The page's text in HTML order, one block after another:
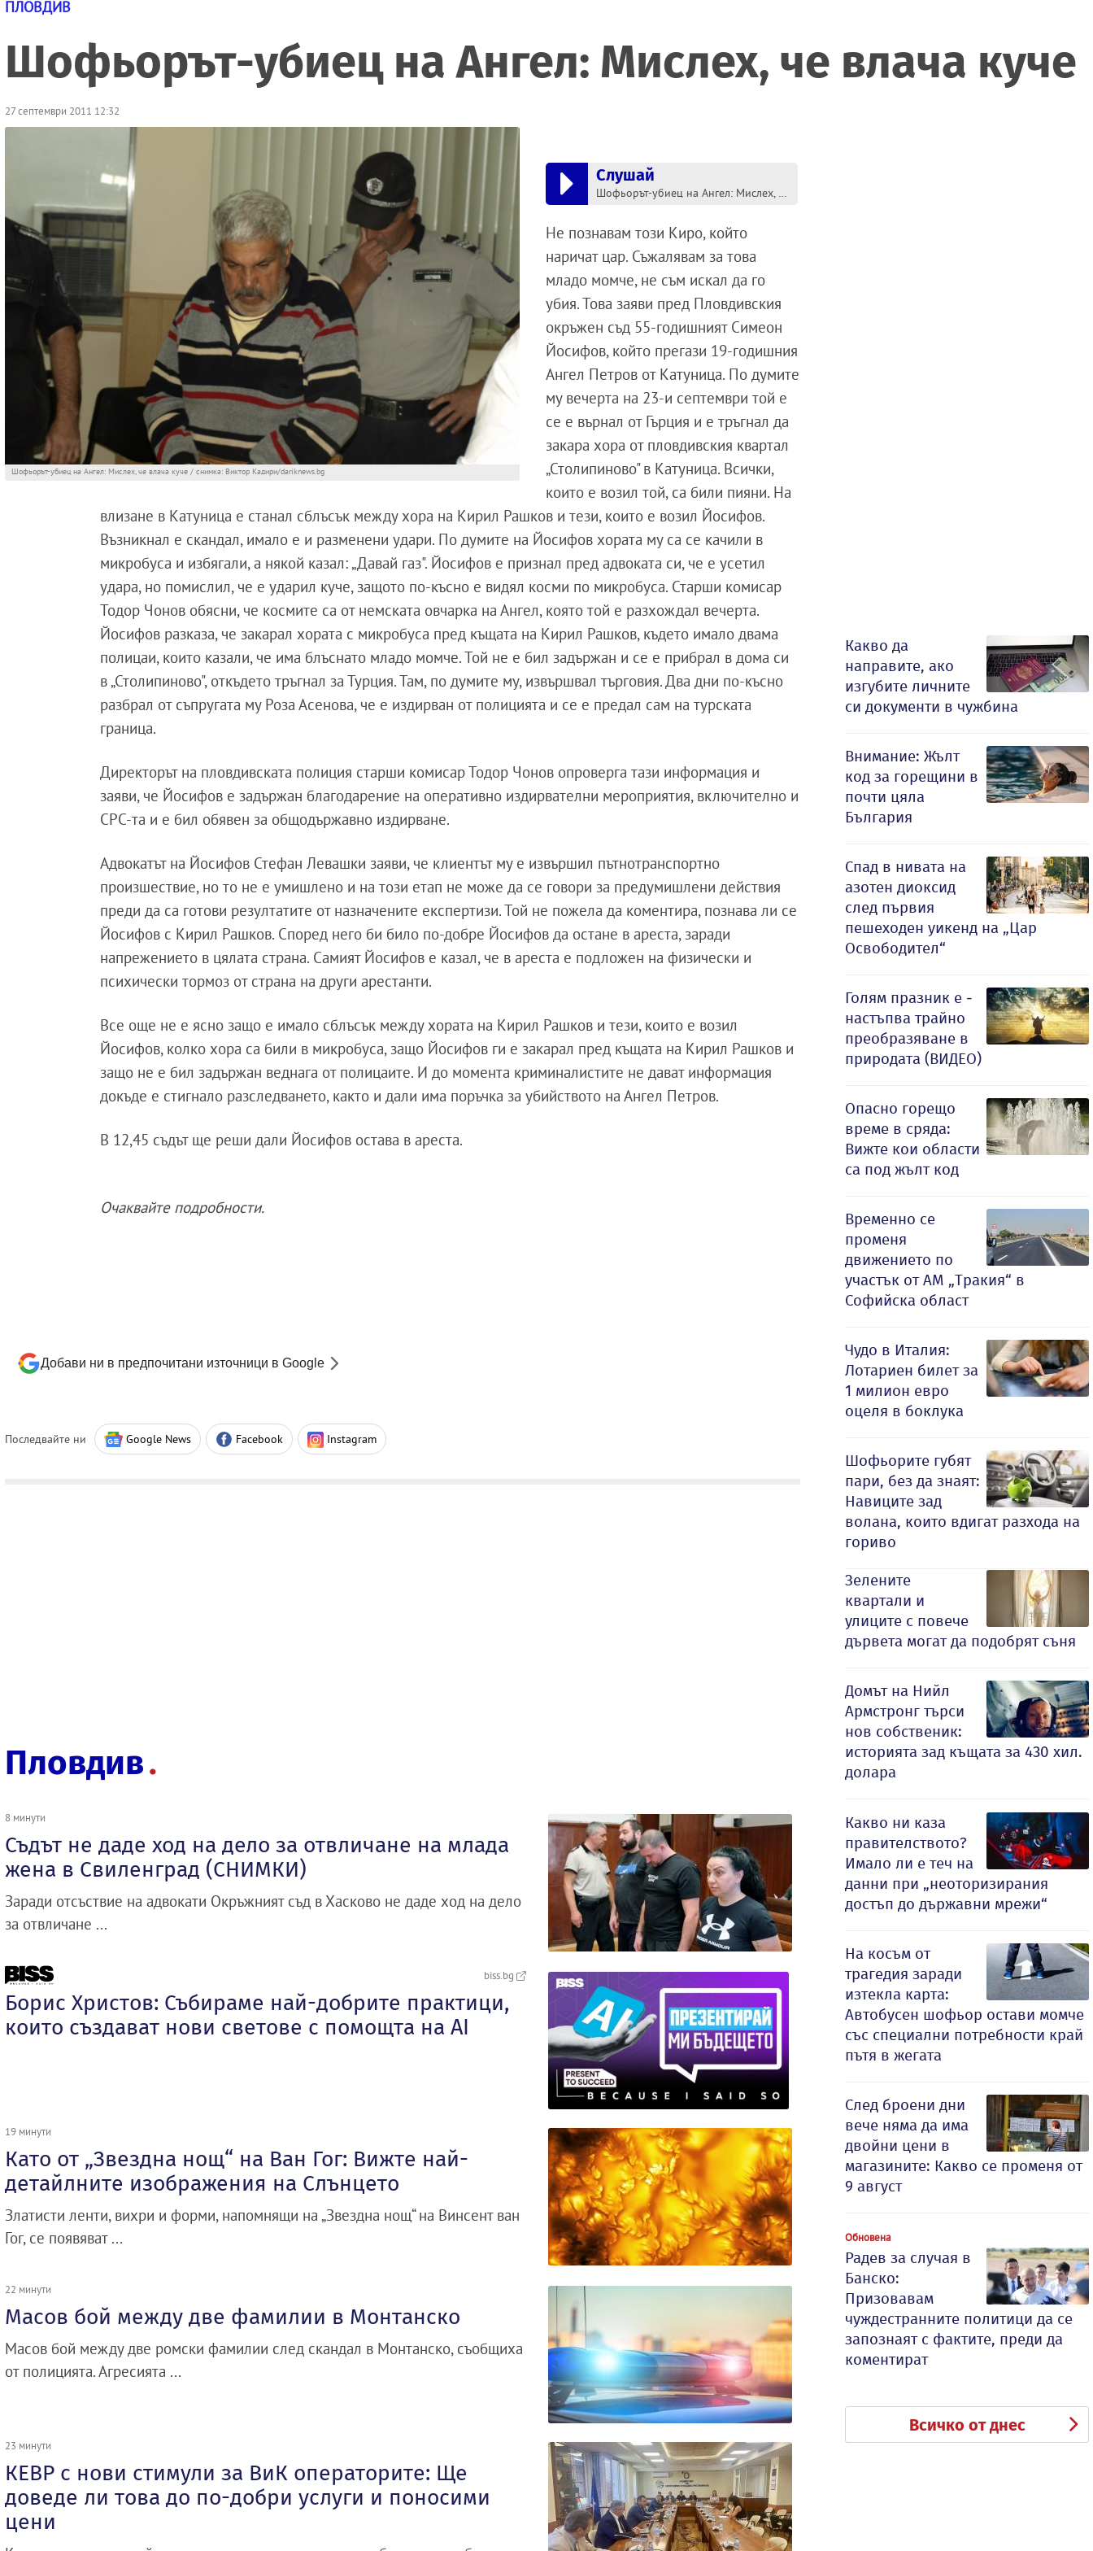
ПЛОВДИВ
Шофьорът-убиец на Ангел: Мислех, че влача куче
27 септември 2011 12:32
Шофьорът-убиец на Ангел: Мислех, че влача куче / снимка: Виктор Кадири/dariknews.bg
Слушай
Шофьорът-убиец на Ангел: Мислех, че влача куче
Не познавам този Киро, който
наричат цар. Съжалявам за това
младо момче, не съм искал да го
убия. Това заяви пред Пловдивския
окръжен съд 55-годишният Симеон
Йосифов, който прегази 19-годишния
Ангел Петров от Катуница. По думите
му вечерта на 23-и септември той е
се е върнал от Гърция и е тръгнал да
закара хора от пловдивския квартал
„Столипиново" в Катуница. Всички,
които е возил той, са били пияни. На
влизане в Катуница е станал сблъсък между хора на Кирил Рашков и тези, които е возил Йосифов.
Възникнал е скандал, имало е и разменени удари. По думите на Йосифов хората му са се качили в
микробуса и избягали, а някой казал: „Давай газ". Йосифов е признал пред адвоката си, че е усетил
удара, но помислил, че е ударил куче, защото по-късно е видял косми по микробуса. Старши комисар
Тодор Чонов обясни, че космите са от немската овчарка на Ангел, която той е разхождал вечерта.
Йосифов разказа, че закарал хората с микробуса пред къщата на Кирил Рашков, където имало двама
полицаи, които казали, че има блъснато младо момче. Той не е бил задържан и се е прибрал в дома си
в „Столипиново", откъдето тръгнал за Турция. Там, по думите му, извършвал търговия. Два дни по-късно
разбрал от съпругата му Роза Асенова, че е издирван от полицията и се е предал сам на турската
граница.
Директорът на пловдивската полиция старши комисар Тодор Чонов опроверга тази информация и
заяви, че Йосифов е задържан благодарение на оперативно издирвателни мероприятия, включително и
СРС-та и е бил обявен за общодържавно издирване.
Адвокатът на Йосифов Стефан Левашки заяви, че клиентът му е извършил пътнотранспортно
произшествие, но то не е умишлено и на този етап не може да се говори за предумишлени действия
преди да са готови резултатите от назначените експертизи. Той не пожела да коментира, познава ли се
Йосифов с Кирил Рашков. Според него би било по-добре Йосифов да остане в ареста, заради
напрежението в цялата страна. Самият Йосифов е казал, че в ареста е подложен на физически и
психически тормоз от страна на други арестанти.
Все още не е ясно защо е имало сблъсък между хората на Кирил Рашков и тези, които е возил
Йосифов, колко хора са били в микробуса, защо Йосифов ги е закарал пред къщата на Кирил Рашков и
защо не е бил задържан веднага от полицаите. И до момента криминалистите не дават информация
докъде е стигнало разследването, както и дали има поръчка за убийството на Ангел Петров.
В 12,45 съдът ще реши дали Йосифов остава в ареста.
Очаквайте подробности.
Добави ни в предпочитани източници в Google
Последвайте ни Google News Facebook Instagram
Пловдив
8 минути
Съдът не даде ход на дело за отвличане на млада
жена в Свиленград (СНИМКИ)
Заради отсъствие на адвокати Окръжният съд в Хасково не даде ход на дело
за отвличане ...
biss.bg
Борис Христов: Събираме най-добрите практици,
които създават нови светове с помощта на AI
19 минути
Като от „Звездна нощ“ на Ван Гог: Вижте най-
детайлните изображения на Слънцето
Златисти ленти, вихри и форми, напомнящи на „Звездна нощ“ на Винсент ван
Гог, се появяват ...
22 минути
Масов бой между две фамилии в Монтанско
Масов бой между две ромски фамилии след скандал в Монтанско, съобщиха
от полицията. Агресията ...
23 минути
КЕВР с нови стимули за ВиК операторите: Ще
доведе ли това до по-добри услуги и поносими
цени
Какво да
направите, ако
изгубите личните
си документи в чужбина
Внимание: Жълт
код за горещини в
почти цяла
България
Спад в нивата на
азотен диоксид
след първия
пешеходен уикенд на „Цар
Освободител“
Голям празник е -
настъпва трайно
преобразяване в
природата (ВИДЕО)
Опасно горещо
време в сряда:
Вижте кои области
са под жълт код
Временно се
променя
движението по
участък от АМ „Тракия“ в
Софийска област
Чудо в Италия:
Лотариен билет за
1 милион евро
оцеля в боклука
Шофьорите губят
пари, без да знаят:
Навиците зад
волана, които вдигат разхода на
гориво
Зелените
квартали и
улиците с повече
дървета могат да подобрят съня
Домът на Нийл
Армстронг търси
нов собственик:
историята зад къщата за 430 хил.
долара
Какво ни каза
правителството?
Имало ли е теч на
данни при „неоторизирания
достъп до държавни мрежи“
На косъм от
трагедия заради
изтекла карта:
Автобусен шофьор остави момче
със специални потребности край
пътя в жегата
След броени дни
вече няма да има
двойни цени в
магазините: Какво се променя от
9 август
Обновена
Радев за случая в
Банско:
Призовавам
чуждестранните политици да се
запознаят с фактите, преди да
коментират
Всичко от днес